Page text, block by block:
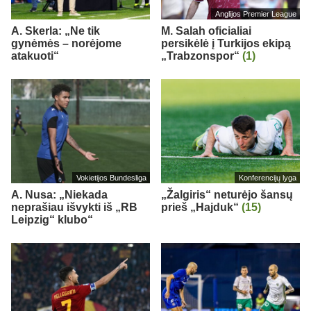
A. Skerla: „Ne tik
gynėmės – norėjome
atakuoti“
Anglijos Premier League
M. Salah oficialiai
persikėlė į Turkijos ekipą
„Trabzonspor“ (1)
Vokietijos Bundesliga
A. Nusa: „Niekada
neprašiau išvykti iš „RB
Leipzig“ klubo“
Konferencijų lyga
„Žalgiris“ neturėjo šansų
prieš „Hajduk“ (15)